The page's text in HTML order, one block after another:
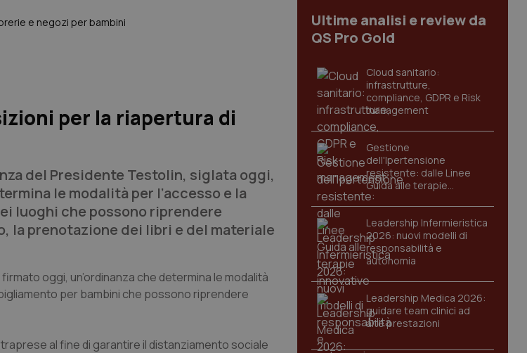
e negozi per bambini
per la riapertura di
del Presidente Testolin, siglata oggi,
le modalità per l’accesso e la
luoghi che possono riprendere
la prenotazione dei libri e del materiale
firmato oggi, un’ordinanza che determina le modalità
per bambini che possono riprendere
al fine di garantire il distanziamento sociale
Ultime analisi e review da
QS Pro Gold
Cloud sanitario:
infrastrutture,
compliance, GDPR e Risk
management
Gestione
dell'Ipertensione
resistente: dalle Linee
Guida alle terapie
innovative
Leadership Infermieristica
2026: nuovi modelli di
responsabilità e
autonomia
Leadership Medica 2026:
guidare team clinici ad
alte prestazioni